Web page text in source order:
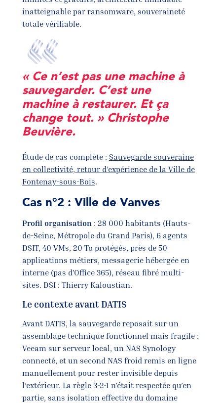
inatteignable par ransomware, souveraineté
totale vérifiable.
« Ce n’est pas une machine à
sauvegarder. C’est une
machine à restaurer. Et ça
change tout. » Christophe
Beuvière.
Étude de cas complète : Sauvegarde souveraine
en collectivité, retour d’expérience de la Ville de
Fontenay-sous-Bois.
Cas n°2 : Ville de Vanves
Profil organisation: 28 000 habitants (Hauts-
de-Seine, Métropole du Grand Paris), 6 agents
DSIT, 40 VMs, 20 To protégés, près de 50
applications métiers, messagerie hébergée en
interne (pas d’Office 365), réseau fibré multi-
sites. DSI : Thierry Kaloustian.
Le contexte avant DATIS
Avant DATIS, la sauvegarde reposait sur un
assemblage technique fonctionnel mais fragile :
Veeam sur serveur local, un NAS Synology
connecté, et un second NAS froid remis en ligne
manuellement pour rester invisible depuis
l’extérieur. La règle 3-2-1 n’était respectée qu’en
partie, sans isolation effective du domaine